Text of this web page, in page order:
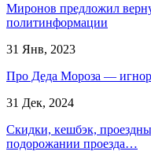
Миронов предложил
политинформации
31 Янв, 2023
Про Деда Мороза —
31 Дек, 2024
Скидки, кешбэк,
подорожании проезда…